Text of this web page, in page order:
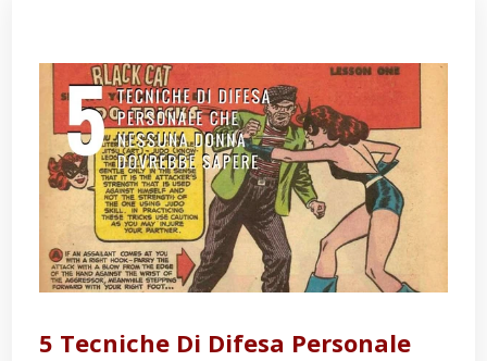
5 Tecniche Di Difesa Personale